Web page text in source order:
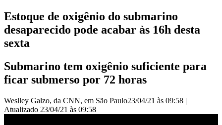
Estoque de oxigênio do submarino
desaparecido pode acabar às 16h desta
sexta
Submarino tem oxigênio suficiente para
ficar submerso por 72 horas
Weslley Galzo, da CNN, em São Paulo23/04/21 às 09:58 |
Atualizado 23/04/21 às 09:58